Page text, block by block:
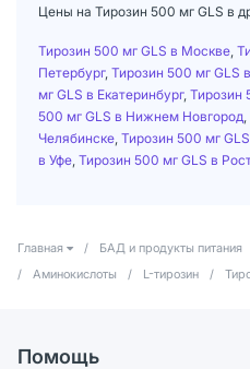
Цены на Тирозин 500 мг GLS в
Тирозин 500 мг GLS в Москве
Петербург, Тирозин 500 мг GLS
мг GLS в Екатеринбург, Тирозин
500 мг GLS в Нижнем Новгород
Челябинске Тирозин 500 мг
в Уфе Тирозин 500 мг GLS в
Главная / БАД и продукты питания
/
Аминокислоты / L-тирозин /
Помощь